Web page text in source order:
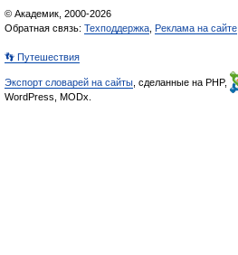
© Академик, 2000-2026
Обратная связь: Техподдержка Реклама на сайте
👣 Путешествия
Экспорт словарей на сайты , сделанные на PHP,
WordPress, MODx.